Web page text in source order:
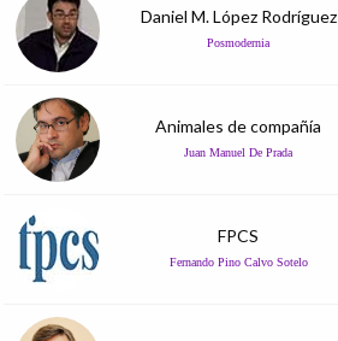
Daniel M. López Rodríguez
Posmodernia
Animales de compañía
Juan Manuel De Prada
FPCS
Fernando Pino Calvo Sotelo